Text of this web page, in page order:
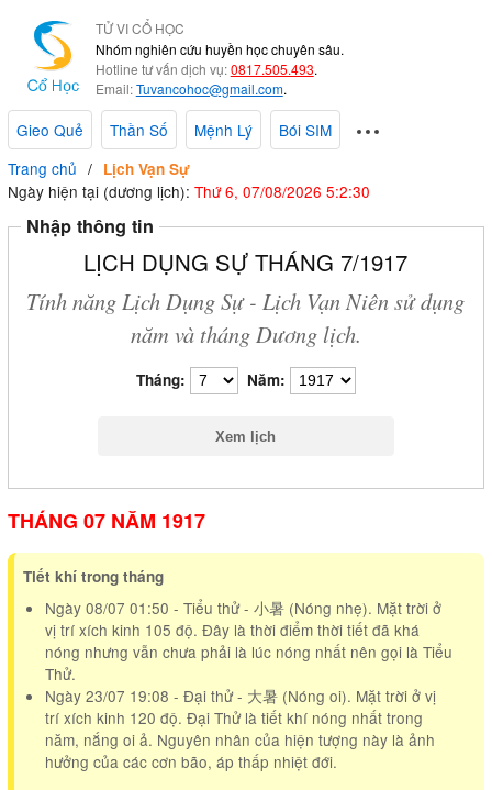
TỬ VI CỔ HỌC
Nhóm nghiên cứu huyền học chuyên sâu.
Hotline tư vấn dịch vụ:0817.505.493.
Email:Tuvancohoc@gmail.com.
Gieo Quẻ Thần Số Mệnh Lý
Bói SIM
Trang chủ
Lịch Vạn Sự
Ngày hiện tại (dương lịch): Thứ 6, 07/08/2026 5:2:31
Nhập thông tin
LỊCH DỤNG SỰ THÁNG 7/1917
Tính năng Lịch Dụng Sự - Lịch Vạn Niên sử dụng
năm và tháng Dương lịch.
Tháng: Năm:
THÁNG 07 NĂM 1917
Tiết khí trong tháng
Ngày 08/07 01:50 - Tiểu thử - 小暑 (Nóng nhẹ). Mặt trời ở
vị trí xích kinh 105 độ. Đây là thời điểm thời tiết đã khá
nóng nhưng vẫn chưa phải là lúc nóng nhất nên gọi là Tiểu
Thử.
Ngày 23/07 19:08 - Đại thử - 大暑 (Nóng oi). Mặt trời ở vị
trí xích kinh 120 độ. Đại Thử là tiết khí nóng nhất trong
năm, nắng oi ả. Nguyên nhân của hiện tượng này là ảnh
hưởng của các cơn bão, áp thấp nhiệt đới.